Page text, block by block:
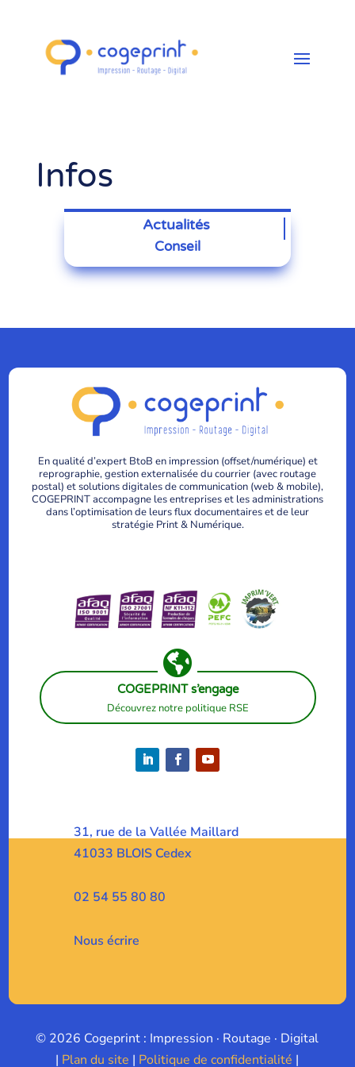
Infos
Actualités
Conseil
En qualité d’expert BtoB en impression (offset/numérique) et
reprographie, gestion externalisée du courrier (avec routage
postal) et solutions digitales de communication (web & mobile),
COGEPRINT accompagne les entreprises et les administrations
dans l’optimisation de leurs flux documentaires et de leur
stratégie Print & Numérique.

COGEPRINT s’engage
Découvrez notre politique RSE
31, rue de la Vallée Maillard
41033 BLOIS Cedex
02 54 55 80 80
Nous écrire
© 2026 Cogeprint : Impression · Routage · Digital
| Plan du site | Politique de confidentialité |